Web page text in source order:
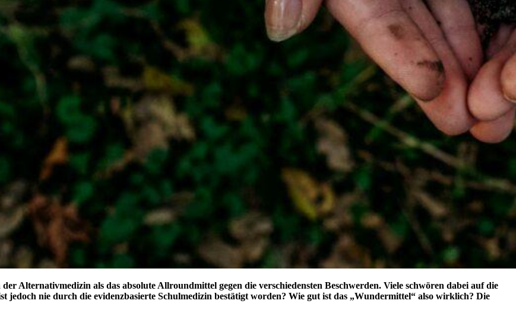
Alternativmedizin als das absolute Allroundmittel gegen die verschiedensten Beschwerden. Viele schwören dabei auf die
nie durch die evidenzbasierte Schulmedizin bestätigt worden? Wie gut ist das „Wundermittel“ also wirklich? Die